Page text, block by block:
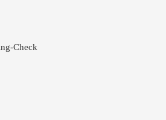
Check